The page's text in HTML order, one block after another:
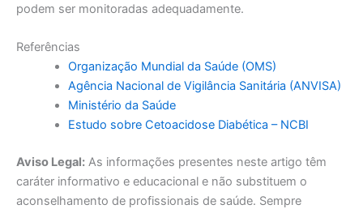
podem ser monitoradas adequadamente.
Referências
Organização Mundial da Saúde (OMS)
Agência Nacional de Vigilância Sanitária (ANVISA)
Ministério da Saúde
Estudo sobre Cetoacidose Diabética – NCBI
Aviso Legal: As informações presentes neste artigo têm
caráter informativo e educacional e não substituem o
aconselhamento de profissionais de saúde. Sempre